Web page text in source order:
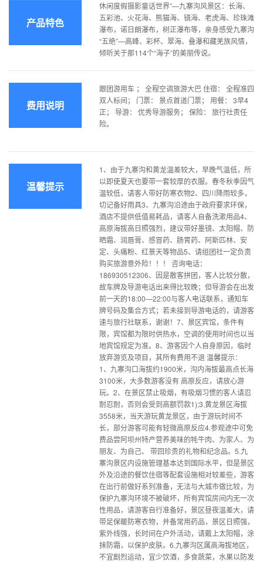
产品特色
休闲度假摄影童话世界”—九寨沟风景区：长海、
五彩池、火花海、熊猫海、镜海、老虎海、珍珠滩
瀑布，诺日朗瀑布，树正瀑布等，亲身感受九寨沟
“五绝”—高峰、彩杯、翠海、叠瀑和藏羌族风情，
倾听关于那114个“海子”的美丽传说。
费用说明
跟团游用车 ； 全程空调旅游大巴 住宿： 全程准四
双人标间； 门票： 景点首道门票； 用餐： 3早4
正； 导游： 优秀导游服务； 保险： 旅行社责任
险。
温馨提示
1、由于九寨沟和黄龙温差较大，早晚气温低，所
以即使夏天也要带一套较厚的衣服。春冬秋季因气
温较低，请客人带好防寒衣物2、四川降雨较多，
切记备好雨具3、九寨沟沿途由于政府要求环保，
酒店不提供低值易耗品，请客人自备洗漱用品4、
高原海拔高日照强烈，建议带好墨镜、太阳帽、防
晒霜、润唇膏、感冒药、肠胃药、阿斯匹林、安
定、头痛粉、红景天等物品5、请组团社一定负责
购买旅游意外险！！！ 咨询电话：
186930512306、因是散客拼团，客人比较分散，
故车牌及导游电话出来得比较晚；但导游会在出发
前一天的18:00—22:00与客人电话联系，通知车
牌号码及集合方式；若未接到导游电话的，请游客
速与旅行社联系，谢谢！7、景区宾馆，条件有
限，宾馆都为限时供热水，空调的使用时间也以当
地宾馆规定为准。8、游客因个人自身原因，临时
放弃游览及项目，其所有费用不退 温馨提示：
1、九寨沟口海拔约1900米，沟内海拔最高点长海
3100米，大多数游客没有 高原反应，请放心游
玩。2、在景区禁止吸烟，有吸烟习惯的客人请忍
耐忍耐，否则会受到高额罚款1);3.黄龙景区海拔
3558米，当天游玩黄龙景区，由于游玩时间不
长，部分游客可能有轻微高原反应4.参观途中可免
费品尝阿坝州特产营养美味的牦牛肉、为家人、为
朋友、为自己、 带回珍贵的礼物和纪念品。5.九
寨沟景区内设施管理基本达到国际水平，但是景区
外及沿途的餐饮住宿等配套设施相对较差些，游客
在出行前做好系列准备，无法与大城市做比较，为
保护九寨沟环境不被破坏，所有宾馆房间内无一次
性用品，请游客自行准备好，景区昼夜温差大，请
带足保暖防寒衣物，并备常用药品，景区日照强，
紫外线强，长时间在户外活动，请戴上太阳帽，涂
抹防霜，以保护皮肤。6.九寨沟区属高海拔地区，
不宜剧烈运动，宜少饮酒，多食蔬菜，水果以防发